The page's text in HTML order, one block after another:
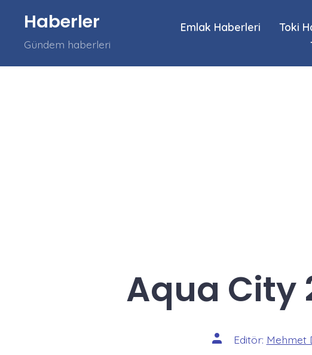
Haberler
Gündem haberleri
Emlak Haberleri Toki
Aqua City
Yazının
yazarı
Editör: Mehmet